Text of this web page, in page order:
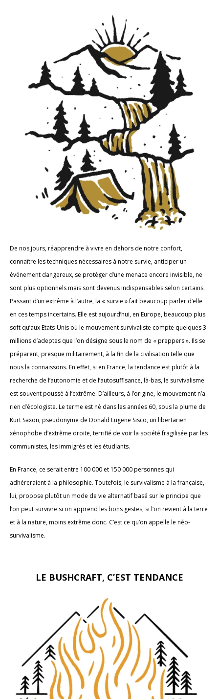
De nos jours, réapprendre à vivre en dehors de notre confort,
connaître les techniques nécessaires à notre survie, anticiper un
événement dangereux, se protéger d’une menace encore invisible, ne
sont plus optionnels mais sont devenus indispensables selon certains.
Passant d’un extrême à l’autre, la « survie » fait beaucoup parler d’elle
en ces temps incertains. Elle est aujourd’hui, en Europe, beaucoup plus
soft qu’aux Etats-Unis où le mouvement survivaliste compte quelques 3
millions d’adeptes que l’on désigne sous le nom de « preppers ». Ils se
préparent, presque militairement, à la fin de la civilisation telle que
nous la connaissons. En effet, si en France, la tendance est plutôt à la
recherche de l’autonomie et de l’autosuffisance, là-bas, le survivalisme
est souvent poussé à l’extrême. D’ailleurs, à l’origine, le mouvement n’a
rien d’écologiste. Le terme est né dans les années 60, sous la plume de
Kurt Saxon, pseudonyme de Donald Eugene Sisco, un libertarien
xénophobe d’extrême droite, terrifié de voir la société fragilisée par les
communistes, les immigrés et les étudiants.
En France, ce serait entre 100 000 et 150 000 personnes qui
adhéreraient à la philosophie. Toutefois, le survivalisme à la française,
lui, propose plutôt un mode de vie alternatif basé sur le principe que
l’on peut survivre si on apprend les bons gestes, si l’on revient à la terre
et à la nature, moins extrême donc. C’est ce qu’on appelle le néo-
survivalisme.
LE BUSHCRAFT, C’EST TENDANCE